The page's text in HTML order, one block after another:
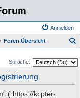
Anmelden
Foren-Übersicht
Sprache:
(„https://kopter-